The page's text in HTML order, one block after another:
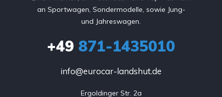
an Sportwagen, Sondermodelle, sowie Jung-
und Jahreswagen.
+49 871-1435010
info@eurocar-landshut.de
Ergoldinger Str. 2a